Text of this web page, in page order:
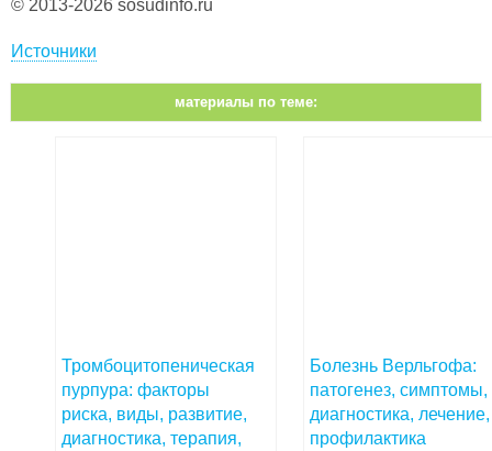
© 2013-2026 sosudinfo.ru
Источники
материалы по теме:
Тромбоцитопеническая
пурпура: факторы
риска, виды, развитие,
диагностика, терапия,
Болезнь Верльгофа:
патогенез, симптомы,
диагностика, лечение,
профилактика